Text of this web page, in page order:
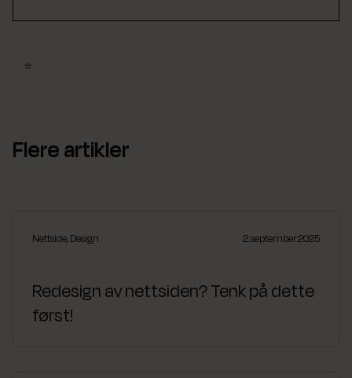
Flere artikler
Nettside,Design 2. september 2025
Redesign av nettsiden? Tenk på dette
først!